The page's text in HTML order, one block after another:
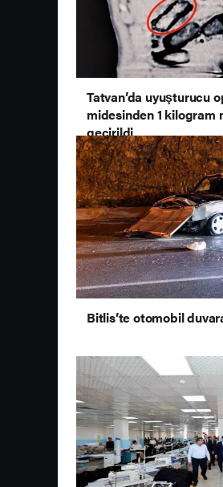
Tatvan’da uyuşturucu
midesinden 1 kilogram
geçirildi
Bitlis’te otomobil